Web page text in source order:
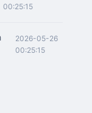
00:25:15
2026-05-26
00:25:15